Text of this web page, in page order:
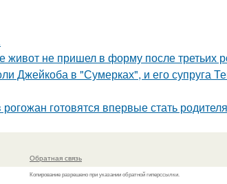
живот не пришел в форму после третьих
Джейкоба в "Сумерках", и его супруга
готовятся впервые стать
Обратная связь
Копирование разрешено при указании обратной гиперссылки.